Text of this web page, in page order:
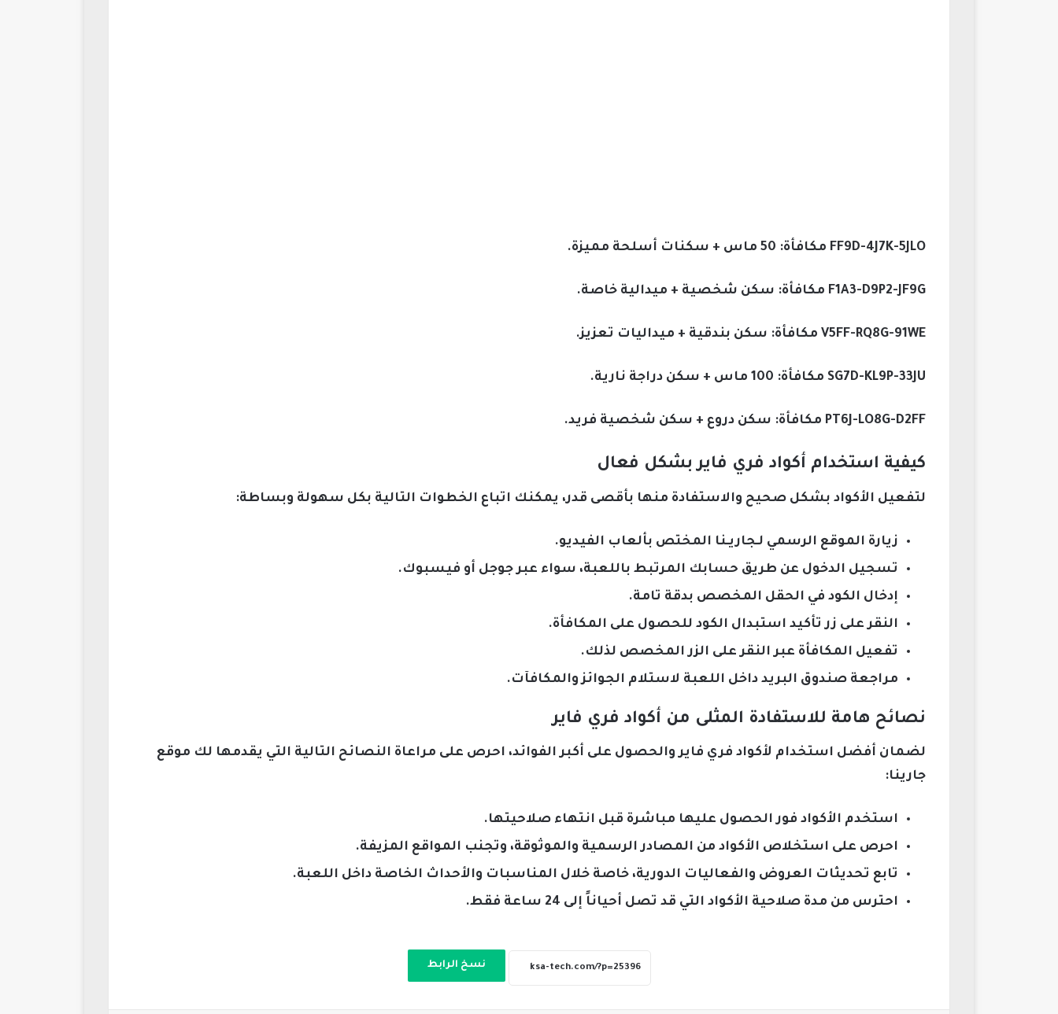
FF9D-4J7K-5JLO مكافأة: 50 ماس + سكنات أسلحة مميزة.
F1A3-D9P2-JF9G مكافأة: سكن شخصية + ميدالية خاصة.
V5FF-RQ8G-91WE مكافأة: سكن بندقية + ميداليات تعزيز.
SG7D-KL9P-33JU مكافأة: 100 ماس + سكن دراجة نارية.
PT6J-LO8G-D2FF مكافأة: سكن دروع + سكن شخصية فريد.
كيفية استخدام أكواد فري فاير بشكل فعال
لتفعيل الأكواد بشكل صحيح والاستفادة منها بأقصى قدر، يمكنك اتباع الخطوات التالية بكل سهولة وبساطة:
زيارة الموقع الرسمي لـجاريـنا المختص بألعاب الفيديو.
تسجيل الدخول عن طريق حسابك المرتبط باللعبة، سواء عبر جوجل أو فيسبوك.
إدخال الكود في الحقل المخصص بدقة تامة.
النقر على زر تأكيد استبدال الكود للحصول على المكافأة.
تفعيل المكافأة عبر النقر على الزر المخصص لذلك.
مراجعة صندوق البريد داخل اللعبة لاستلام الجوائز والمكافآت.
نصائح هامة للاستفادة المثلى من أكواد فري فاير
لضمان أفضل استخدام لأكواد فري فاير والحصول على أكبر الفوائد، احرص على مراعاة النصائح التالية التي يقدمها لك موقع
جارينا:
استخدم الأكواد فور الحصول عليها مباشرة قبل انتهاء صلاحيتها.
احرص على استخلاص الأكواد من المصادر الرسمية والموثوقة، وتجنب المواقع المزيفة.
تابع تحديثات العروض والفعاليات الدورية، خاصة خلال المناسبات والأحداث الخاصة داخل اللعبة.
احترس من مدة صلاحية الأكواد التي قد تصل أحياناً إلى 24 ساعة فقط.
نسخ الرابط